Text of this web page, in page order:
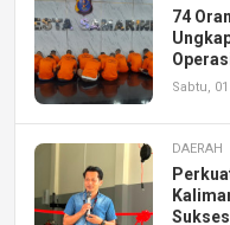
74
Sabtu,
DAERAH